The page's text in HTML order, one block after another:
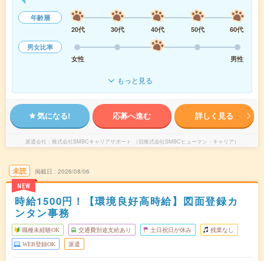
年齢層
20代
30代 40代 50代
60代
男女比率
女性
男性
もっと見る
気になる! 応募へ進む 詳しく見る
派遣会社 株式会社SMBCキャリアサポート （旧株式会社SMBCヒューマン・キャリア）
未読
NEW
掲載日 2026/08/06
時給1500円！【環境良好高時給】図面登録カ
ンタン事務
職種未経験OK 交通費別途支給あり 土日祝日が休み 残業なし
WEB登録OK 派遣